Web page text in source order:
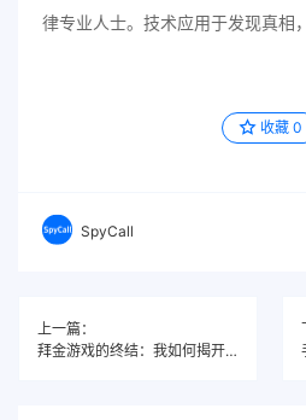
律专业人士。技术应用于发现真相
收藏 0
SpyCall
上一篇：
拜金游戏的终结：我如何揭开女友的“多线养鱼”真相